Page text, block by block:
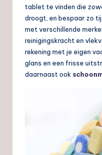
tablet te vinden die
droogt, en bespaar zo
met verschillende
reinigingskracht en
rekening met je eigen
glans en een frisse
daarnaast ook